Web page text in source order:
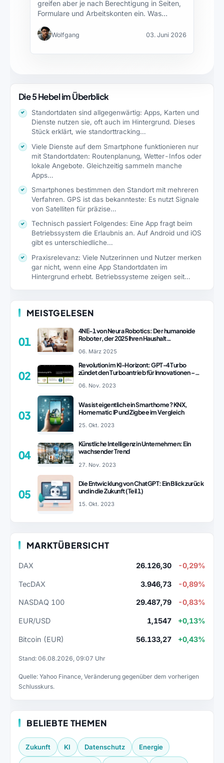
greifen aber je nach Berechtigung in Seiten,
Formulare und Arbeitskonten ein. Was…
Wolfgang 03. Juni 2026
Die 5 Hebel im Überblick
Standortdaten sind allgegenwärtig: Apps, Karten und
Dienste nutzen sie, oft auch im Hintergrund. Dieses
Stück erklärt, wie standorttracking…
Viele Dienste auf dem Smartphone funktionieren nur
mit Standortdaten: Routenplanung, Wetter-Infos oder
lokale Angebote. Gleichzeitig sammeln manche
Apps…
Smartphones bestimmen den Standort mit mehreren
Verfahren. GPS ist das bekannteste: Es nutzt Signale
von Satelliten für präzise…
Technisch passiert Folgendes: Eine App fragt beim
Betriebssystem die Erlaubnis an. Auf Android und iOS
gibt es unterschiedliche…
Praxisrelevanz: Viele Nutzerinnen und Nutzer merken
gar nicht, wenn eine App Standortdaten im
Hintergrund erhebt. Betriebssysteme zeigen seit…
MEISTGELESEN
01
4NE-1 von Neura Robotics: Der humanoide
Roboter, der 2025 Ihren Haushalt
06. März 2025
02
Revolution im KI-Horizont: GPT-4 Turbo
zündet den Turboantrieb für Innovationen –
06. Nov. 2023
03
Was ist eigentlich ein Smarthome? KNX,
Homematic IP und Zigbee im Vergleich
25. Okt. 2023
04
Künstliche Intelligenz in Unternehmen: Ein
wachsender Trend
27. Nov. 2023
05
Die Entwicklung von ChatGPT: Ein Blick zurück
und in die Zukunft (Teil 1)
15. Okt. 2023
MARKTÜBERSICHT
DAX 26.126,30 -0,29%
TecDAX 3.946,73 -0,89%
NASDAQ 100 29.487,79 -0,83%
EUR/USD 1,1547 +0,13%
Bitcoin (EUR) 56.133,27 +0,43%
Stand: 06.08.2026, 09:07 Uhr
Quelle: Yahoo Finance, Veränderung gegenüber dem vorherigen
Schlusskurs.
BELIEBTE THEMEN
Zukunft KI Datenschutz Energie